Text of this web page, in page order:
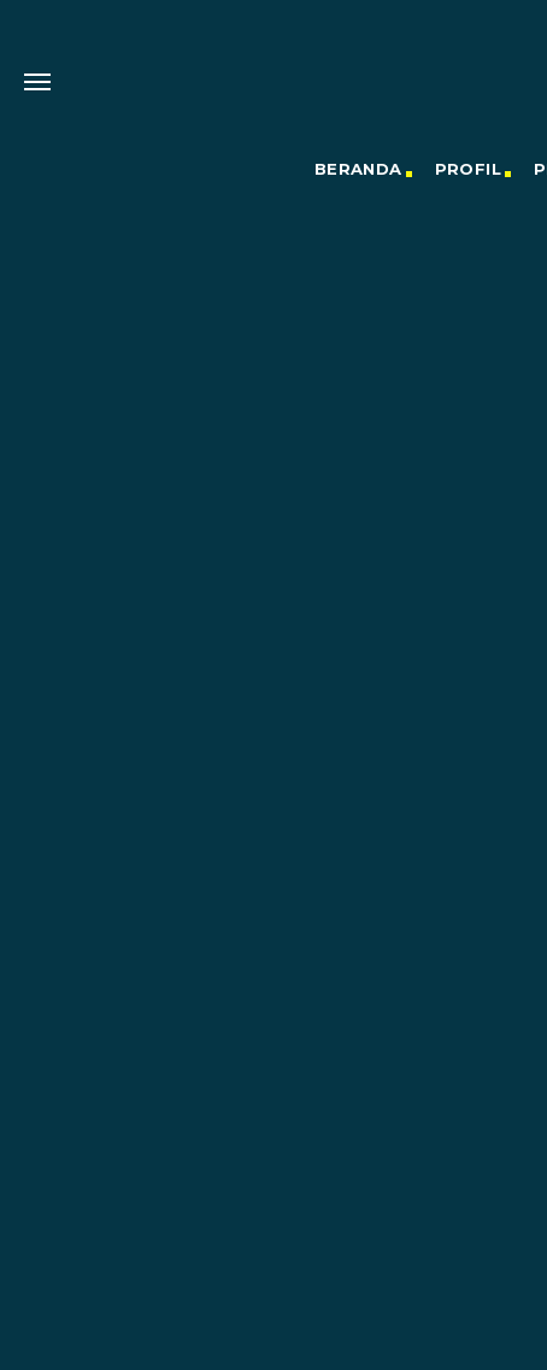
BERANDA PROFIL